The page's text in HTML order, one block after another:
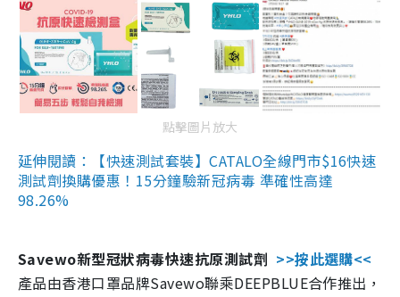
點擊圖片放大
延伸閱讀：【快速測試套裝】CATALO全線門市$16快速
測試劑換購優惠！15分鐘驗新冠病毒 準確性高達
98.26%
Savewo新型冠狀病毒快速抗原測試劑 >>按此選購<<
產品由香港口罩品牌Savewo聯乘DEEPBLUE合作推出，